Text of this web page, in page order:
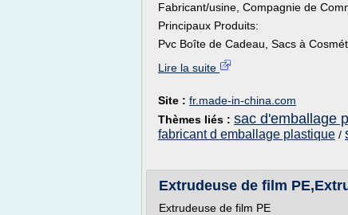
Fabricant/usine, Compagnie de
Principaux Produits:
Pvc Boîte de Cadeau, Sacs à
Lire la suite
Site : fr.made-in-china.com
Thèmes liés : sac d'emballage
fabricant d emballage plastique /
Extrudeuse de film
Extrudeuse de film PE